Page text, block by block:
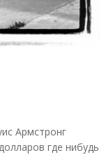
Армстронг
где нибудь